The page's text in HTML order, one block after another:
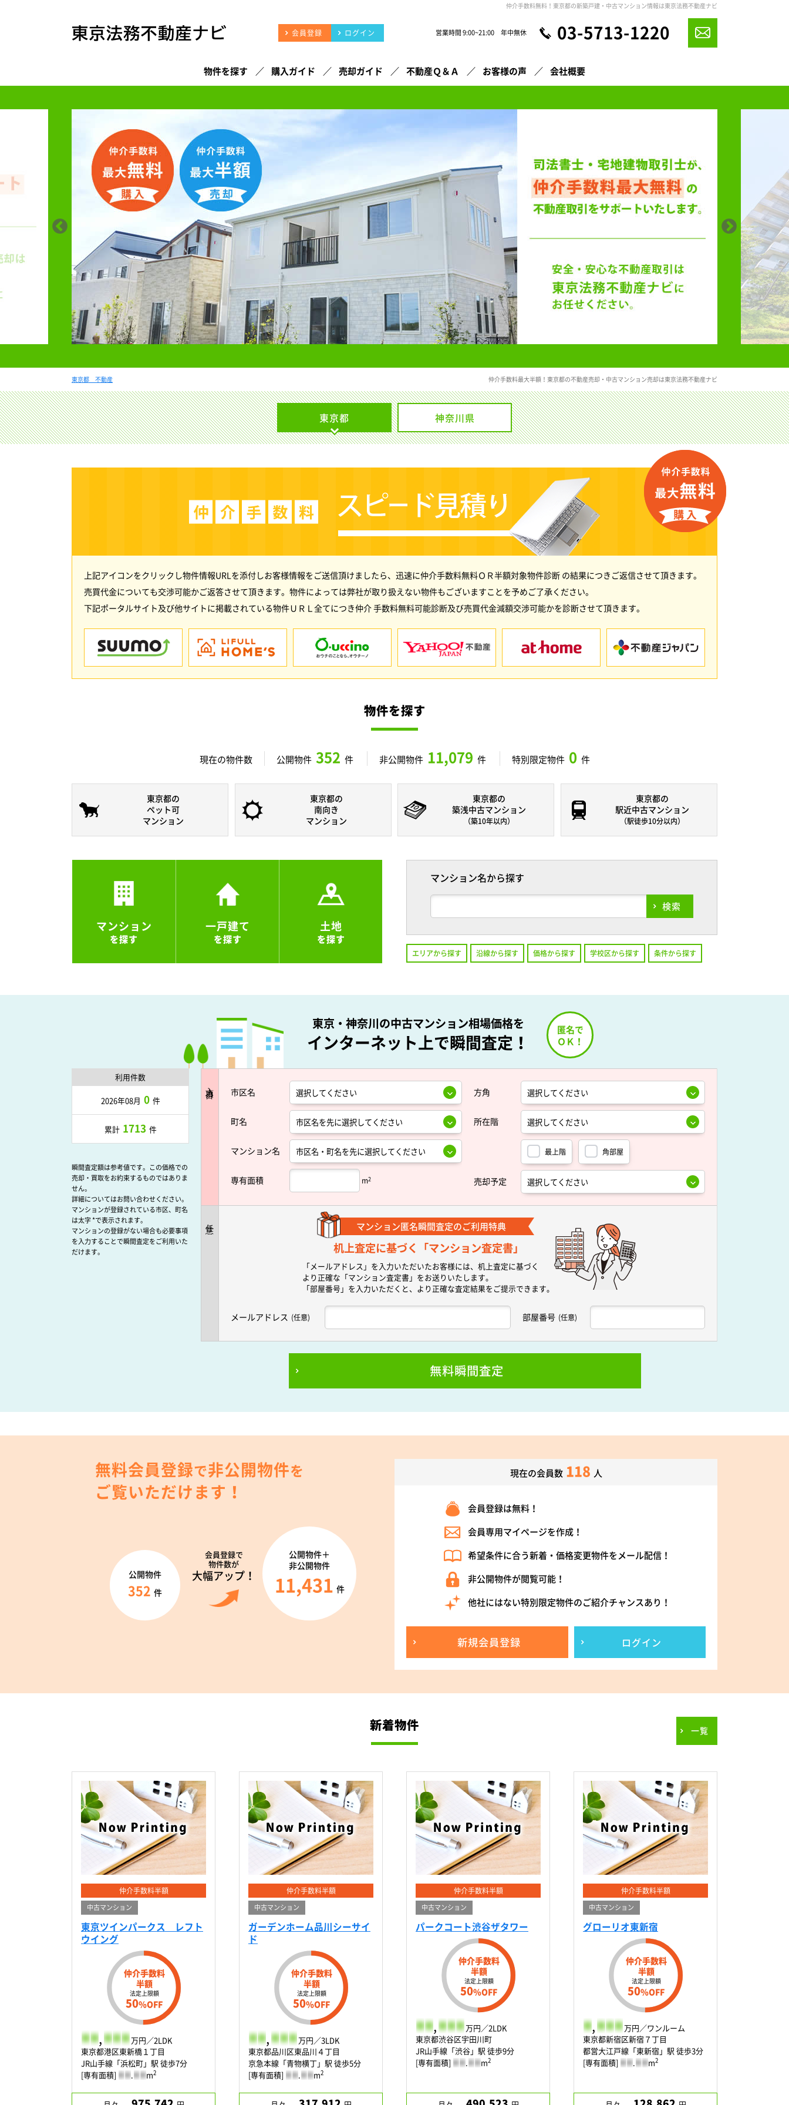
仲介手数料無料！東京都の新築戸建・中古マンション情報は東京法務不動産ナビ
会員登録 ログイン 営業時間 9:00~21:00 年中無休 03-5713-1220
物件を探す 購入ガイド 売却ガイド 不動産Ｑ＆Ａ お客様の声 会社概要
東京都 不動産 仲介手数料最大半額！東京都の不動産売却・中古マンション売却は東京法務不動産ナビ
東京都 神奈川県
上記アイコンをクリックし物件情報URLを添付しお客様情報をご送信頂けましたら、迅速に仲介手数料無料ＯＲ半額対象物件診断 の結果につきご返信させて頂きます。
売買代金についても交渉可能かご返答させて頂きます。物件によっては弊社が取り扱えない物件もございますことを予めご了承ください。
下記ポータルサイト及び他サイトに掲載されている物件ＵＲＬ全てにつき仲介 手数料無料可能診断及び売買代金減額交渉可能かを診断させて頂きます。
物件を探す
現在の物件数 公開物件 352 件 非公開物件 11,079 件 特別限定物件 0 件
東京都の
ペット可
マンション
東京都の
南向き
マンション
東京都の
築浅中古マンション
（築10年以内）
東京都の
駅近中古マンション
（駅徒歩10分以内）
マンション
を探す
一戸建て
を探す
土地
を探す
マンション名から探す
検索
エリアから探す 沿線から探す 価格から探す 学校区から探す 条件から探す
東京・神奈川の中古マンション相場価格を
インターネット上で瞬間査定！
利用件数
2026年08月 0 件
累計 1713 件
市区名
町名
マンション名
専有面積 m2
方角
所在階
最上階 角部屋
売却予定
マンション匿名瞬間査定のご利用特典
机上査定に基づく 「マンション査定書」
「メールアドレス」を入力いただいたお客様には、机上査定に基づく
より正確な 「マンション査定書」 をお送りいたします。
「部屋番号」を入力いただくと、より正確な査定結果をご提示できます。
メールアドレス (任意) 部屋番号 (任意)
無料瞬間査定
瞬間査定額は参考値です。この価格での
売却・買取をお約束するものではありま
せん。
詳細についてはお問い合わせください。
マンションが登録されている市区、町名
は太字 *で表示されます。
マンションの登録がない場合も必要事項
を入力することで瞬間査定をご利用いた
だけます。
無料会員登録で非公開物件を
ご覧いただけます！
会員登録で
物件数が
大幅アップ！
公開物件
352 件
公開物件＋
非公開物件
11,431 件
現在の会員数 118 人
会員登録は無料！
会員専用マイページを作成！
希望条件に合う新着・価格変更物件をメール配信！
非公開物件が閲覧可能！
他社にはない特別限定物件のご紹介チャンスあり！
新規会員登録 ログイン
新着物件 一覧
仲介手数料半額
中古マンション
東京ツインパークス レフト
ウイング
仲介手数料
半額
法定上限額
50%OFF
- - ,- - - 万円／2LDK
東京都港区東新橋１丁目
JR山手線「浜松町」駅 徒歩7分
[専有面積] - - .- - m2
仲介手数料半額
中古マンション
ガーデンホーム品川シーサイ
ド
仲介手数料
半額
法定上限額
50%OFF
- - ,- - - 万円／3LDK
東京都品川区東品川４丁目
京急本線「青物横丁」駅 徒歩5分
[専有面積] - - .- - m2
仲介手数料半額
中古マンション
パークコート渋谷ザタワー
仲介手数料
半額
法定上限額
50%OFF
- - ,- - - 万円／2LDK
東京都渋谷区宇田川町
JR山手線「渋谷」駅 徒歩9分
[専有面積] - - .- - m2
仲介手数料半額
中古マンション
グローリオ東新宿
仲介手数料
半額
法定上限額
50%OFF
- ,- - - 万円／ワンルーム
東京都新宿区新宿７丁目
都営大江戸線「東新宿」駅 徒歩3分
[専有面積] - - .- - m2